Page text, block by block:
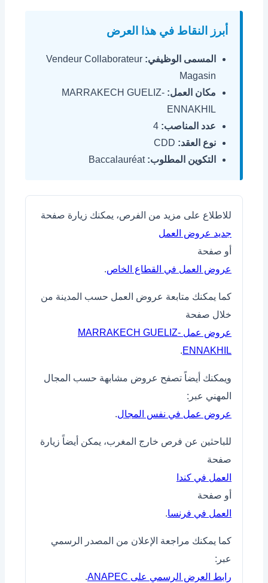
أبرز النقاط في هذا العرض
المسمى الوظيفي: Vendeur Collaborateur
Magasin
مكان العمل: MARRAKECH GUELIZ-
ENNAKHIL
عدد المناصب:
نوع العقد:
التكوين المطلوب: Baccalauréat
للاطلاع على مزيد من الفرص، يمكنك زيارة صفحة
جديد عروض العمل
أو صفحة
عروض العمل في القطاع الخاص.
كما يمكنك متابعة عروض العمل حسب المدينة من
خلال صفحة
عروض عمل MARRAKECH GUELIZ-
ENNAKHIL
.
ويمكنك أيضاً تصفح عروض مشابهة حسب المجال
المهني عبر:
عروض عمل في نفس المجال.
للباحثين عن فرص خارج المغرب، يمكن أيضاً زيارة
صفحة
العمل في كندا
أو صفحة
العمل في فرنسا.
كما يمكنك مراجعة الإعلان من المصدر الرسمي
عبر:
رابط العرض الرسمي على ANAPEC
.